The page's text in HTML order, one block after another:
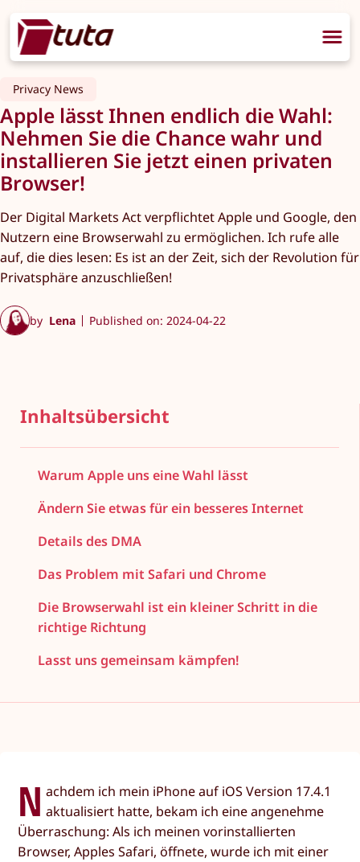
Privacy News
Apple lässt Ihnen endlich die Wahl:
Nehmen Sie die Chance wahr und
installieren Sie jetzt einen privaten
Browser!
Der Digital Markets Act verpflichtet Apple und Google, den
Nutzern eine Browserwahl zu ermöglichen. Ich rufe alle
auf, die dies lesen: Es ist an der Zeit, sich der Revolution für
Privatsphäre anzuschließen!
by Lena Published on: 2024-04-22
Inhaltsübersicht
Warum Apple uns eine Wahl lässt
Ändern Sie etwas für ein besseres Internet
Details des DMA
Das Problem mit Safari und Chrome
Die Browserwahl ist ein kleiner Schritt in die
richtige Richtung
Lasst uns gemeinsam kämpfen!
N achdem ich mein iPhone auf iOS Version 17.4.1
aktualisiert hatte, bekam ich eine angenehme
Überraschung: Als ich meinen vorinstallierten
Browser, Apples Safari, öffnete, wurde ich mit einer